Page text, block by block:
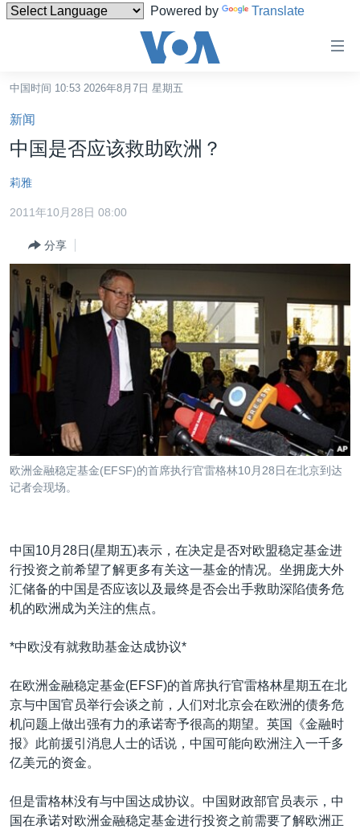
Powered by Translate
碍
链
接
转
内
航
跳
台湾
港澳
国际
最新国际新闻
印太
中东
欧洲
非洲
美洲
全球议题
分类新闻
经济·金融·贸易
人权·法律·宗教
科教·文娱·体健
军事
劳工
美中关系
热点专题
白宫要闻
国会报道
美中关系
美国建国250周年
埃博拉疫情
台海两岸关系
南中国海争端
关注新疆
GEN Z 看美国
VOA视频
VOA今日焦点
中文广播
关注我们
其他语言网站
中国时间 10:53 2026年8月7日 星期五
新闻
中国是否应该救助欧洲？
莉雅
2011年10月28日 08:00
分享
欧洲金融稳定基金(EFSF)的首席执行官雷格林10月28日在北京到达
记者会现场。
中国10月28日(星期五)表示，在决定是否对欧盟稳定基金进
行投资之前希望了解更多有关这一基金的情况。坐拥庞大外
汇储备的中国是否应该以及最终是否会出手救助深陷债务危
机的欧洲成为关注的焦点。
*中欧没有就救助基金达成协议*
在欧洲金融稳定基金(EFSF)的首席执行官雷格林星期五在北
京与中国官员举行会谈之前，人们对北京会在欧洲的债务危
机问题上做出强有力的承诺寄予很高的期望。英国《金融时
报》此前援引消息人士的话说，中国可能向欧洲注入一千多
亿美元的资金。
但是雷格林没有与中国达成协议。中国财政部官员表示，中
国在承诺对欧洲金融稳定基金进行投资之前需要了解欧洲正